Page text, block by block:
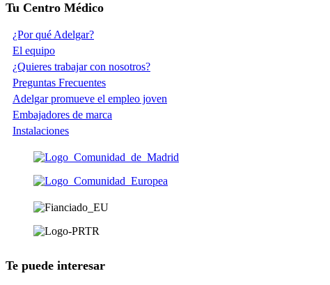
Tu Centro Médico
¿Por qué Adelgar?
El equipo
¿Quieres trabajar con nosotros?
Preguntas Frecuentes
Adelgar promueve el empleo joven
Embajadores de marca
Instalaciones
Te puede interesar